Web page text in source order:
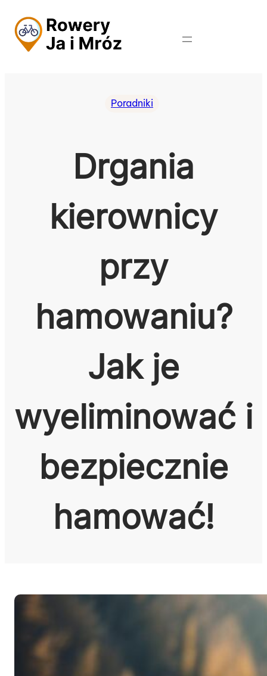
do
treści
Poradniki
Drgania
kierownicy
przy
hamowaniu?
Jak je
wyeliminować i
bezpiecznie
hamować!